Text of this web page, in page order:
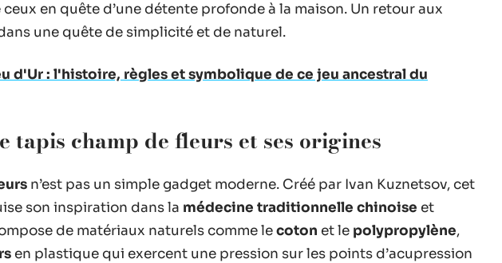
en quête d’une détente profonde à la maison. Un retour aux
une quête de simplicité et de naturel.
d'Ur : l'histoire, règles et symbolique de ce jeu ancestral du
tapis champ de fleurs et ses origines
n’est pas un simple gadget moderne. Créé par Ivan Kuznetsov, cet
son inspiration dans la médecine traditionnelle chinoise et
de matériaux naturels comme lecoton et le polypropylène,
en plastique qui exercent une pression sur les points d’acupression